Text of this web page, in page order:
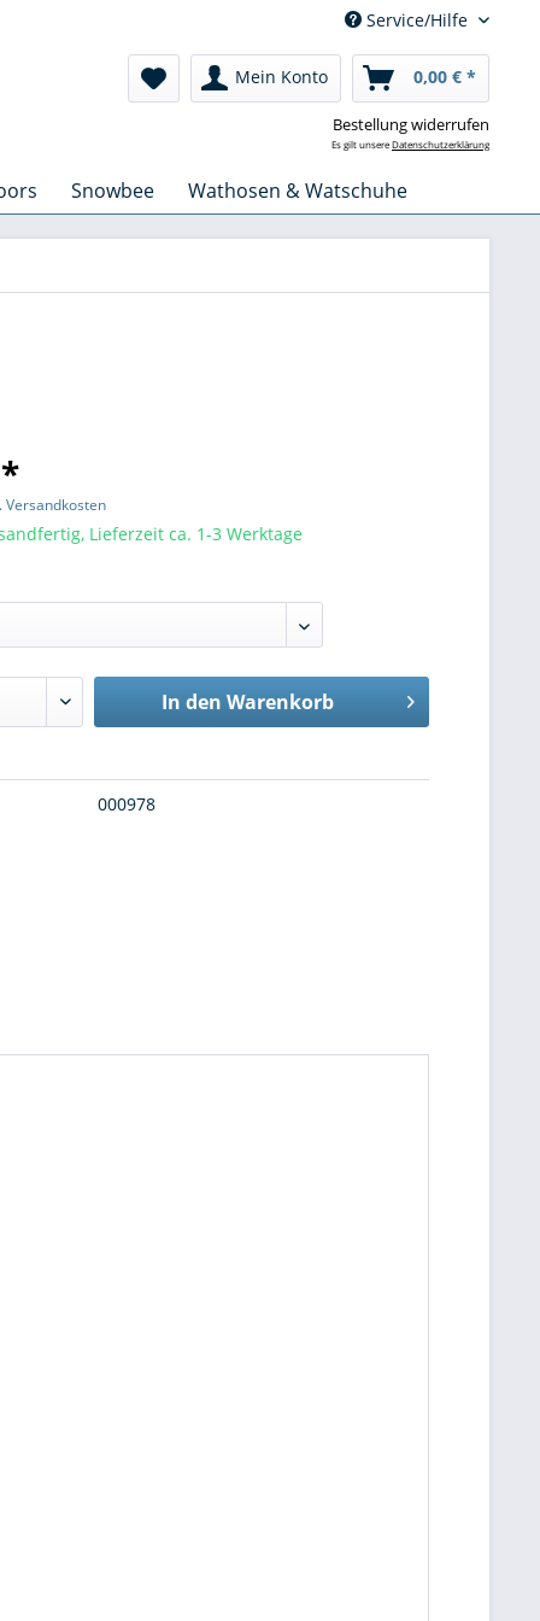
Service/Hilfe
Mein Konto 0,00 € *
Bestellung widerrufen
Es gilt unsereDatenschutzerklärung
Snowbee Wathosen & Watschuhe
Versandkosten
Lieferzeit ca. 1-3 Werktage
In den Warenkorb
000978